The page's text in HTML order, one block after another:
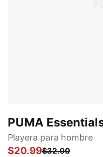
PUMA
Playera para hombre
$20.99$32.00